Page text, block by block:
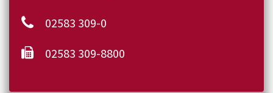
02583 309-0
02583 309-8800